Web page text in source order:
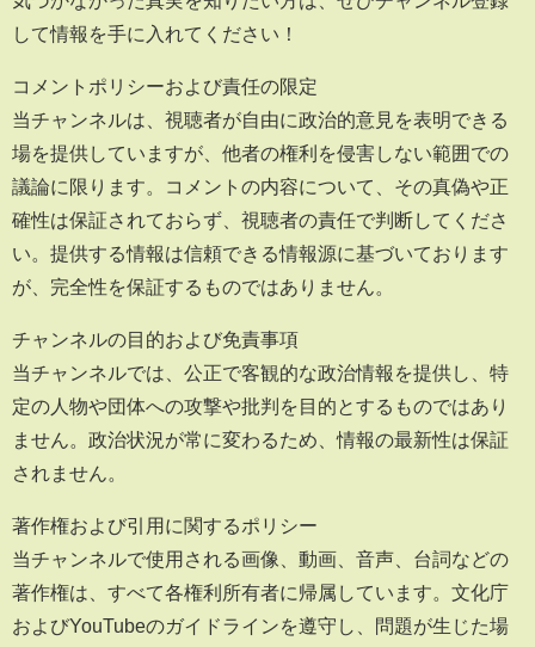
して情報を手に入れてください！
コメントポリシーおよび責任の限定
当チャンネルは、視聴者が自由に政治的意見を表明できる
場を提供していますが、他者の権利を侵害しない範囲での
議論に限ります。コメントの内容について、その真偽や正
確性は保証されておらず、視聴者の責任で判断してくださ
い。提供する情報は信頼できる情報源に基づいております
が、完全性を保証するものではありません。
チャンネルの目的および免責事項
当チャンネルでは、公正で客観的な政治情報を提供し、特
定の人物や団体への攻撃や批判を目的とするものではあり
ません。政治状況が常に変わるため、情報の最新性は保証
されません。
著作権および引用に関するポリシー
当チャンネルで使用される画像、動画、音声、台詞などの
著作権は、すべて各権利所有者に帰属しています。文化庁
およびYouTubeのガイドラインを遵守し、問題が生じた場